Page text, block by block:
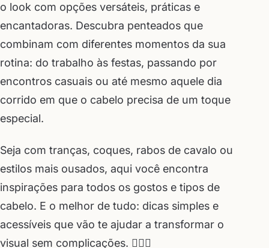
o look com opções versáteis, práticas e
encantadoras. Descubra penteados que
combinam com diferentes momentos da sua
rotina: do trabalho às festas, passando por
encontros casuais ou até mesmo aquele dia
corrido em que o cabelo precisa de um toque
especial.
Seja com tranças, coques, rabos de cavalo ou
estilos mais ousados, aqui você encontra
inspirações para todos os gostos e tipos de
cabelo. E o melhor de tudo: dicas simples e
acessíveis que vão te ajudar a transformar o
visual sem complicações. 💇‍♀️✨